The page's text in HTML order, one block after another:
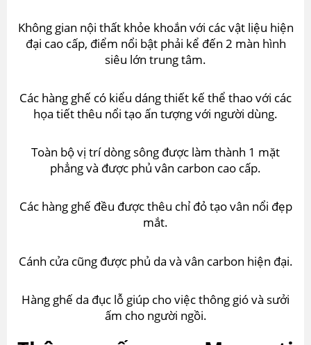
Không gian nội thất khỏe khoắn với các vật liệu hiện
đại cao cấp, điểm nổi bật phải kể đến 2 màn hình
siêu lớn trung tâm.
Các hàng ghế có kiểu dáng thiết kế thể thao với các
họa tiết thêu nổi tạo ấn tượng với người dùng.
Toàn bộ vị trí dòng sông được làm thành 1 mặt
phẳng và được phủ vân carbon cao cấp.
Các hàng ghế đều được thêu chỉ đỏ tạo vân nổi đẹp
mắt.
Cánh cửa cũng được phủ da và vân carbon hiện đại.
Hàng ghế da đục lỗ giúp cho việc thông gió và sưởi
ấm cho người ngồi.